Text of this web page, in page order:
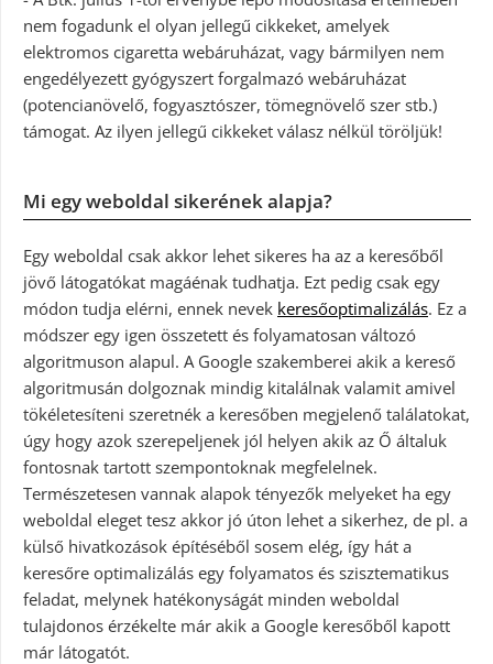
nem fogadunk el olyan jellegű cikkeket, amelyek
elektromos cigaretta webáruházat, vagy bármilyen nem
engedélyezett gyógyszert forgalmazó webáruházat
(potencianövelő, fogyasztószer, tömegnövelő szer stb.)
támogat. Az ilyen jellegű cikkeket válasz nélkül töröljük!
Mi egy weboldal sikerének alapja?
Egy weboldal csak akkor lehet sikeres ha az a keresőből
jövő látogatókat magáénak tudhatja. Ezt pedig csak egy
módon tudja elérni, ennek nevek keresőoptimalizálás. Ez a
módszer egy igen összetett és folyamatosan változó
algoritmuson alapul. A Google szakemberei akik a kereső
algoritmusán dolgoznak mindig kitalálnak valamit amivel
tökéletesíteni szeretnék a keresőben megjelenő találatokat,
úgy hogy azok szerepeljenek jól helyen akik az Ő általuk
fontosnak tartott szempontoknak megfelelnek.
Természetesen vannak alapok tényezők melyeket ha egy
weboldal eleget tesz akkor jó úton lehet a sikerhez, de pl. a
külső hivatkozások építéséből sosem elég, így hát a
keresőre optimalizálás egy folyamatos és szisztematikus
feladat, melynek hatékonyságát minden weboldal
tulajdonos érzékelte már akik a Google keresőből kapott
már látogatót.